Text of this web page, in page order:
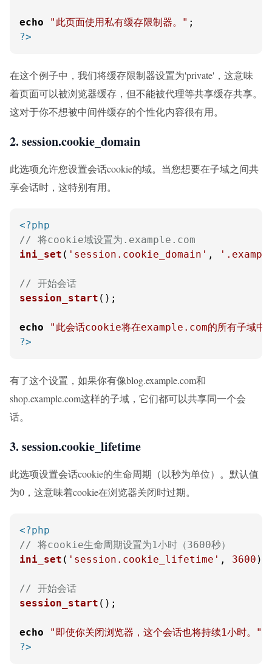
echo "此页面使用私有缓存限制器。"
?>
在这个例子中，我们将缓存限制器设置为'private'，这意味
着页面可以被浏览器缓存，但不能被代理等共享缓存共享。
这对于你不想被中间件缓存的个性化内容很有用。
2. session.cookie_domain
此选项允许您设置会话cookie的域。当您想要在子域之间共
享会话时，这特别有用。
<?php
// 将cookie域设置为.example.com
ini_set ( 'session.cookie_domain' ,
// 开始会话
session_start ();
echo
"此会话cookie将在example.com的所有子域中
?>
有了这个设置，如果你有像blog.example.com和
shop.example.com这样的子域，它们都可以共享同一个会
话。
3. session.cookie_lifetime
此选项设置会话cookie的生命周期（以秒为单位）。默认值
为0，这意味着cookie在浏览器关闭时过期。
<?php
// 将cookie生命周期设置为1小时（3600秒）
ini_set ( 'session.cookie_lifetime' , 3600 );
// 开始会话
session_start ();
echo "即使你关闭浏览器，这个会话也将持续1小时。"
?>